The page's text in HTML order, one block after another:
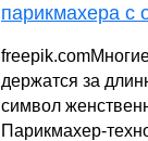
парикмахера с
держатся за
символ
Парикмахер-